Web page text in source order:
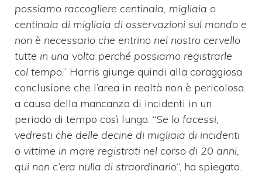
possiamo raccogliere centinaia, migliaia o
centinaia di migliaia di osservazioni sul mondo e
non è necessario che entrino nel nostro cervello
tutte in una volta perché possiamo registrarle
col tempo.” Harris giunge quindi alla coraggiosa
conclusione che l’area in realtà non è pericolosa
a causa della mancanza di incidenti in un
periodo di tempo così lungo. “Se lo facessi,
vedresti che delle decine di migliaia di incidenti
o vittime in mare registrati nel corso di 20 anni,
qui non c’era nulla di straordinario“, ha spiegato.